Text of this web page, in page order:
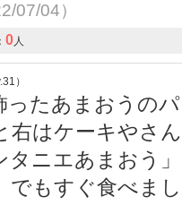
07/04）
0人
）
ったあまおうの
右はケーキやさ
タニエあまおう
でもすぐ食べま